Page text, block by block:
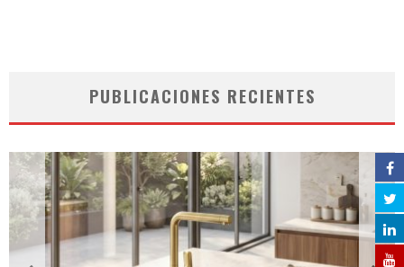
PUBLICACIONES RECIENTES